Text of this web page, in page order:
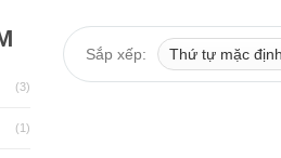
(3)
(1)
Sắp xếp: